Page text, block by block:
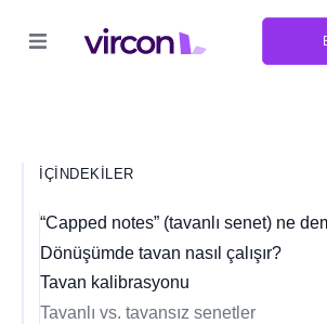
İÇINDEKILER
“Capped notes” (tavanlı senet) ne
Dönüşümde tavan nasıl çalışır?
Tavan kalibrasyonu
Tavanlı vs. tavansız senetler